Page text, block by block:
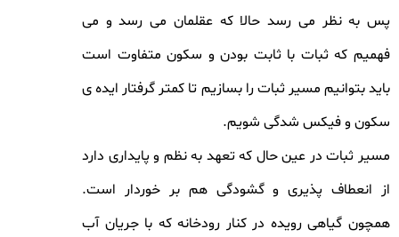
پس به نظر می رسد حالا که عقلمان می رسد و می
فهمیم که ثبات با ثابت بودن و سکون متفاوت است
باید بتوانیم مسیر ثبات را بسازیم تا کمتر گرفتار ایده ی
سکون و فیکس شدگی شویم.
مسیر ثبات در عین حال که تعهد به نظم و پایداری دارد
از انعطاف پذیری و گشودگی هم بر خوردار است.
همچون گیاهی رویده در کنار رودخانه که با جریان آب